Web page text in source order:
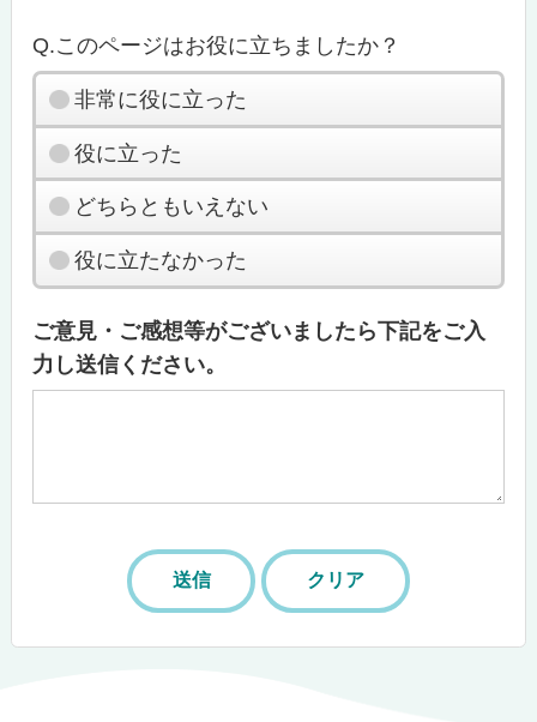
Q.このページはお役に立ちましたか？
非常に役に立った
役に立った
どちらともいえない
役に立たなかった
ご意見・ご感想等がございましたら下記をご入
力し送信ください。